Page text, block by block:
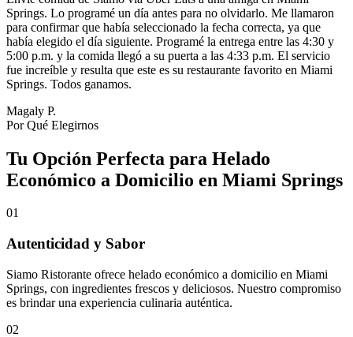
Springs. Lo programé un día antes para no olvidarlo. Me llamaron
para confirmar que había seleccionado la fecha correcta, ya que
había elegido el día siguiente. Programé la entrega entre las 4:30 y
5:00 p.m. y la comida llegó a su puerta a las 4:33 p.m. El servicio
fue increíble y resulta que este es su restaurante favorito en Miami
Springs. Todos ganamos.
Magaly P.
Por Qué Elegirnos
Tu Opción Perfecta para Helado
Económico a Domicilio en Miami Springs
01
Autenticidad y Sabor
Siamo Ristorante ofrece helado económico a domicilio en Miami
Springs, con ingredientes frescos y deliciosos. Nuestro compromiso
es brindar una experiencia culinaria auténtica.
02